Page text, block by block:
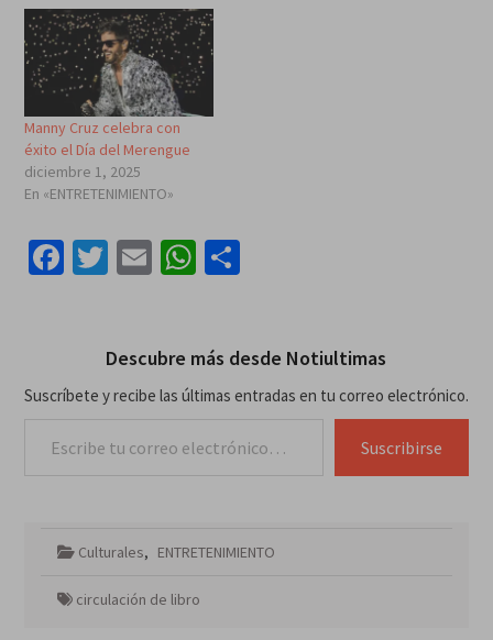
Manny Cruz celebra con
éxito el Día del Merengue
diciembre 1, 2025
En «ENTRETENIMIENTO»
Facebook
Twitter
EmailWhatsApp
Compartir
Descubre más desde Notiultimas
Suscríbete y recibe las últimas entradas en tu correo electrónico.
Suscribirse
Culturales, ENTRETENIMIENTO
circulación de libro